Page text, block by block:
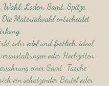
Wahl: Loden, Samt, Spitze
Die Materialwahl entscheidet
sehr edel und festlich, ideal
oder Hochzeiten.
einer Samt-Tasche
ein schützender Beutel oder